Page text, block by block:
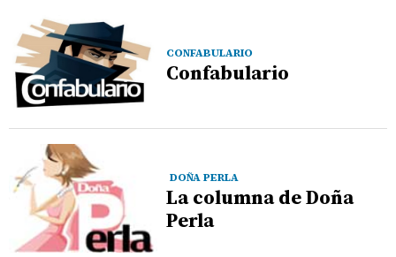
CONFABULARIO
Confabulario
DOÑA PERLA
La columna de Doña
Perla